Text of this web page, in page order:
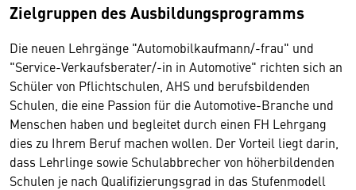
Zielgruppen des Ausbildungsprogramms
Die neuen Lehrgänge "Automobilkaufmann/-frau" und
"Service-Verkaufsberater/-in in Automotive" richten sich an
Schüler von Pflichtschulen, AHS und berufsbildenden
Schulen, die eine Passion für die Automotive-Branche und
Menschen haben und begleitet durch einen FH Lehrgang
dies zu Ihrem Beruf machen wollen. Der Vorteil liegt darin,
dass Lehrlinge sowie Schulabbrecher von höherbildenden
Schulen je nach Qualifizierungsgrad in das Stufenmodell